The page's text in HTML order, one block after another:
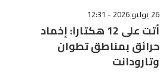
26 يوليو 2026 - 12:31
أتت على 12 هكتارا: إخماد
حرائق بمناطق تطوان
وتارودانت